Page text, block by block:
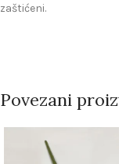
zaštićeni.
Povezani